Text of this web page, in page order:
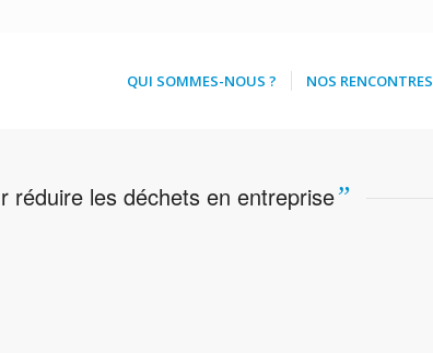
QUI SOMMES-NOUS ? NOS RENCONTRES
réduire les déchets en entreprise”